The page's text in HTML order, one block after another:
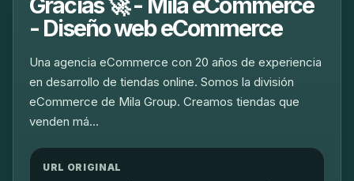
- Diseño web eCommerce
Una agencia eCommerce con 20 años de experiencia
en desarrollo de tiendas online. Somos la división
eCommerce de Mila Group. Creamos tiendas que
venden má…
URL ORIGINAL